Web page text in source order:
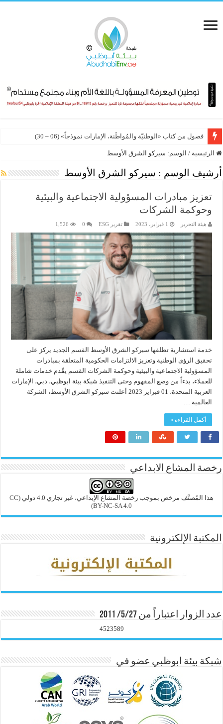
فصول من كتاب «الوطنيّة والمُواطَنة، الإمارات نموذجاً» (06 – 30)
الرئيسية / الوسم: سيركو الشرق الأوسط
أرشيف الوسم : سيركو الشرق الأوسط
تعزيز مبادرات المسؤولية الاجتماعية والبيئية
وحوكمة الشركات
هيئة التحرير 1 فبراير، 2023 تقرير ESG 0
1,526
خدمة استشارية تطلقها سيركو الشرق الأوسط القسم الجديد يركز على
تحقيق الرؤى الوطنية وتعزيز الالتزامات الحكومية المتعلقة بمبادرات
المسؤولية الاجتماعية والبيئية وحوكمة الشركات القسم يقّدم خدمات شاملة
للعملاء، بدءاً من وضع المفهوم وحتى التنفيذ شبكة بيئة ابوظبي، دبي، الإمارات
العربية المتحدة، 01 فبراير 2023 أعلنت سيركو الشرق الأوسط، الشركة
العالمية …
أكمل القراءة »
رخصة المشاع الابداعي
هذا المُصنَّف مرخص بموجب رخصة المشاع الإبداعي، غير تجاري 4.0 دولي
(CC
BY-NC-SA 4.0)
المكتبة الإلكترونية
عدد الزوار اعتباراً من 5/27/ 2011
4523589
شبكة بيئة ابوظبي عضو في